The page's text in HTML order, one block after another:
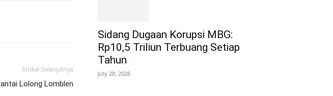
Artikel Selanjutnya
Lolong Lomblen
Sidang Dugaan Korupsi MBG:
Rp10,5 Triliun Terbuang Setiap
Tahun
July 28, 2026